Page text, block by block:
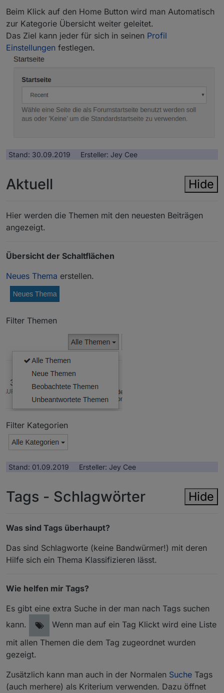
Beim Klick auf den Home Button wird man Automatisch
zur Kategorie Übersicht weiter geleitet.
Das Ziel kann jeder für sich in seinen Profil
Einstellungen festlegen.
Stand: 30.09.2019 Ersteller: Jey Cee
Hide
Aktuell
Hier werden die Themen mit den neuesten Beiträgen
angezeigt.
Übersicht der Schaltflächen
Neues Thema erstellen.
Filter Themen
Filter Kategorien
Stand: 01.09.2019 Ersteller: Jey Cee
Hide
Tags - Schlagwörter
Was sind Tags überhaupt?
Das sind Schlagworte (keine Bandwürmer!) mit deren
Hilfe sich ein Thema Klassifizieren lässt.
Wie helfen mir Tags?
Es gibt eine extra Suche in der man nach Tags suchen
kann.
Wenn man auf ein Tag Klickt wird eine Liste
mit allen Themen die dem Tag zugeordnet wurden
gezeigt.
Zusätzlich kann man auch in der Normalen Suche Tags
(auch merhere) als Kriterium verwenden. Dazu öffnet